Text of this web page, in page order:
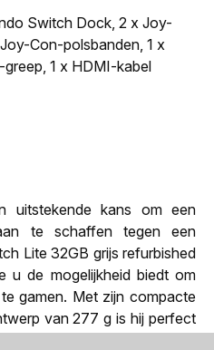
Switch Dock, 2 x Joy-
Con-polsbanden, 1 x
1 x HDMI-kabel
uitstekende kans om een
te schaffen tegen een
Lite 32GB grijs refurbished
u de mogelijkheid biedt om
gamen. Met zijn compacte
van 277 g is hij perfect